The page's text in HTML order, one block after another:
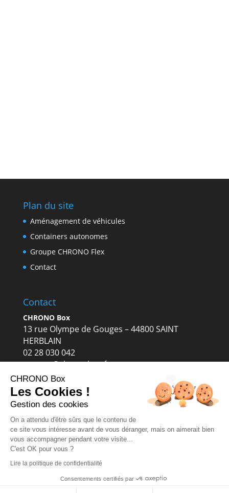
Plan du site
Aménagement de véhicules
Containers autonomes
Groupe CHRONO Flex
Contact
Contact
CHRONO Box
13 rue Olympe de Gouges – 44800 SAINT
HERBLAIN
02 28 030 042
contact@chronobox.fr
Copyright 2019 - CHRONO Box - Site réalisé par
Mentions légales-Politique des cookies
CHRONO Box
Les Cookies !
Gestion des cookies
On a attendu d'être sûrs que le contenu de
ce site vous intéresse avant de vous déranger, mais on aimerait bien
vous accompagner pendant votre visite...
C'est OK pour vous ?
Lire la politique de confidentialité
Consentements certifiés par